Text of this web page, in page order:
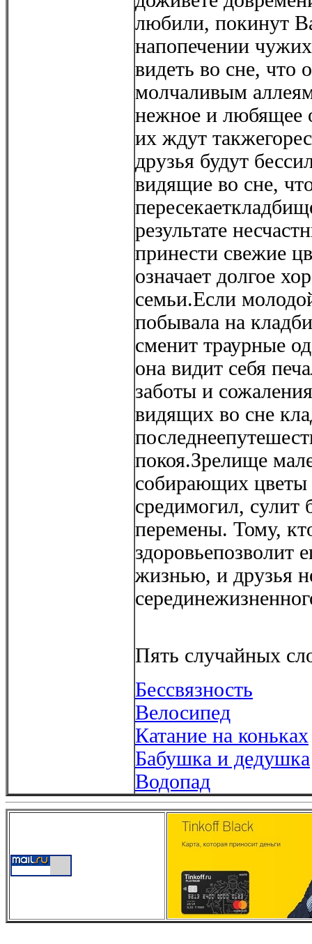
любили, покинут
напопечении
видеть во сне, что
молчаливым
нежное и любящее
их ждут
друзья будут
видящие во сне,
результате
принести свежие
означает долгое
семьи.Если
побывала на
сменит траурные
она видит себя
заботы и
видящих во сне
покоя.Зрелище
собирающих цветы
средимогил, сулит
перемены. Тому,
здоровьепозволит
жизнью, и друзья
Пять случайных
Бессвязность
Велосипед
Катание на коньках
Бабушка и дедушка
Водопад